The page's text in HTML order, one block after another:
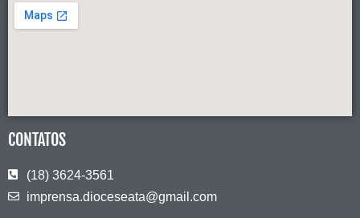
CONTATOS
(18) 3624-3561
imprensa.dioceseata@gmail.com